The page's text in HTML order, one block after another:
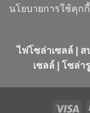
นโยบายการใช้คุกกี้
ไฟโซล่าเซลล์ |
เซลล์ | โซล่า